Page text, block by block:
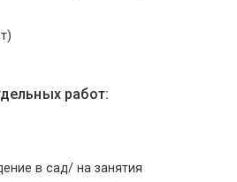
работ:
в сад/ на занятия